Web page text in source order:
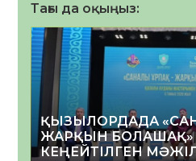
Тағы да оқыңыз:
ҚЫЗЫЛОРДАДА
ЖАРҚЫН БОЛАШАҚ»
КЕҢЕЙТІЛГЕН